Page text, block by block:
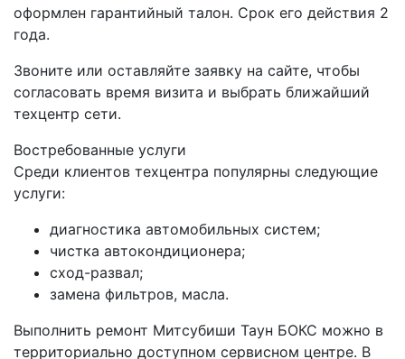
оформлен гарантийный талон. Срок его действия 2
года.
Звоните или оставляйте заявку на сайте, чтобы
согласовать время визита и выбрать ближайший
техцентр сети.
Востребованные услуги
Среди клиентов техцентра популярны следующие
услуги:
диагностика автомобильных систем;
чистка автокондиционера;
сход-развал;
замена фильтров, масла.
Выполнить ремонт Митсубиши Таун БОКС можно в
территориально доступном сервисном центре. В